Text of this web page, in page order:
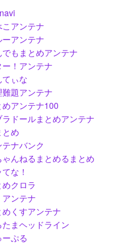
こアンテナ
ーアンテナ
でもまとめアンテナ
ー！アンテナ
ぃな
難題アンテナ
めアンテナ100
ラドールまとめアンテナ
め
ナバンク
ゃんねるまとめるまとめ
な！
クロラ
ンテナ
めくすアンテナ
たまヘッドライン
ーぷる